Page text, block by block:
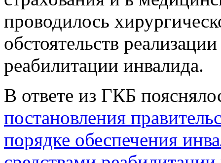
проводилось
обстоятельств
реабилитации инвалида.
В ответе из ГКБ
постановления
порядке обеспечения